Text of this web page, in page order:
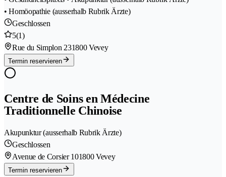
• Homöopathie (ausserhalb Rubrik Ärzte)
Geschlossen
5(1)
Rue du Simplon 231800 Vevey
Termin reservieren
Centre de Soins en Médecine
Traditionnelle Chinoise
Akupunktur (ausserhalb Rubrik Ärzte)
Geschlossen
Avenue de Corsier 101800 Vevey
Termin reservieren